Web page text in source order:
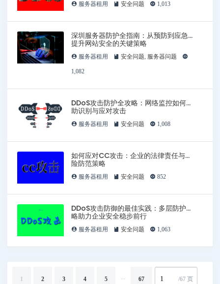
服务器租用 安全问题 1,013
深圳服务器防护全指南：从预防到应急，
提升网站安全的关键策略
服务器租用 安全问题, 服务器问题
1,082
DDoS攻击防护全攻略：网络监控如何帮
助识别与应对攻击
服务器租用 安全问题 1,008
如何应对CC攻击：企业的法律责任与风
险防范策略
服务器租用 安全问题 852
DDoS攻击防御的最佳实践：多层防护策
略助力企业安全稳步前行
服务器租用 安全问题 1,063
1 2 3 4 5 ... 67 /67 页